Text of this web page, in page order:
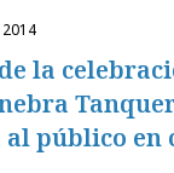
2014
la
público en